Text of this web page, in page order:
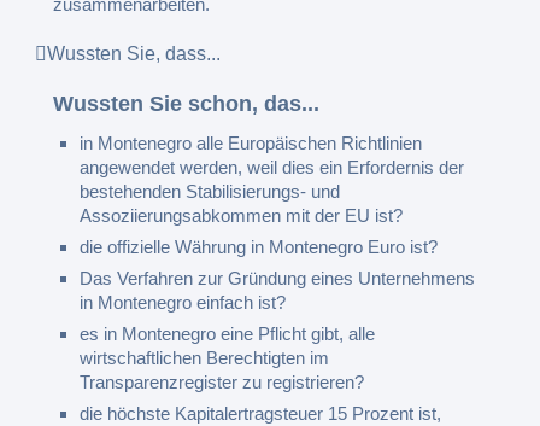
zusammenarbeiten.
Wussten Sie, dass...
Wussten Sie schon, das...
in Montenegro alle Europäischen Richtlinien
angewendet werden, weil dies ein Erfordernis der
bestehenden Stabilisierungs- und
Assoziierungsabkommen mit der EU ist?
die offizielle Währung in Montenegro Euro ist?
Das Verfahren zur Gründung eines Unternehmens
in Montenegro einfach ist?
es in Montenegro eine Pflicht gibt, alle
wirtschaftlichen Berechtigten im
Transparenzregister zu registrieren?
die höchste Kapitalertragsteuer 15 Prozent ist,